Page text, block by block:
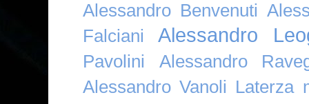
Alessandro Benvenuti
Falciani
Alessandro
Pavolini
Alessandro
Alessandro Vanoli Laterza